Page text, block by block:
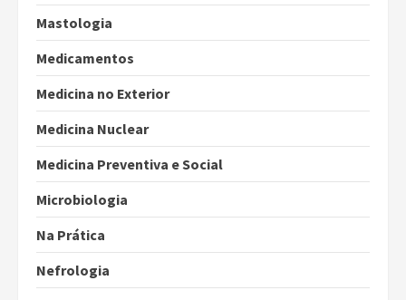
Mastologia
Medicamentos
Medicina no Exterior
Medicina Nuclear
Medicina Preventiva e Social
Microbiologia
Na Prática
Nefrologia